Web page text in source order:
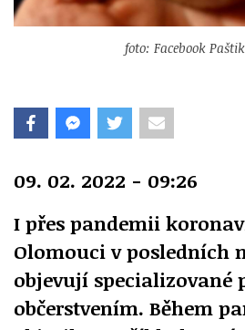
foto: Facebook
09. 02. 2022 - 09:26
I přes pandemii
Olomouci v posledních
objevují specializované
občerstvením. Během